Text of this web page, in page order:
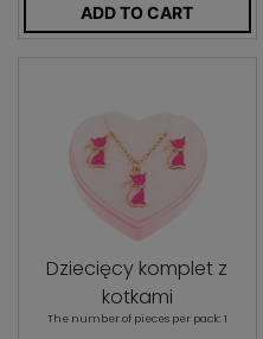
ADD TO CART
Dziecięcy komplet z
kotkami
The number of pieces per pack: 1